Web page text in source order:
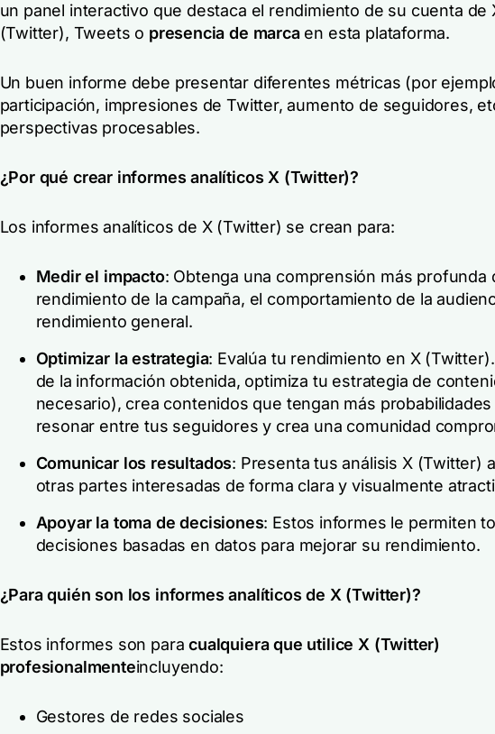
un panel interactivo que destaca el rendimiento de su cuenta de
(Twitter), Tweets o presencia de marcaen esta plataforma.
Un buen informe debe presentar diferentes métricas (por
participación, impresiones de Twitter, aumento de seguidores,
perspectivas procesables.
¿Por qué crear informes analíticos X (Twitter)?
Los informes analíticos de X (Twitter) se crean para:
Medir el impacto: Obtenga una comprensión más profunda
rendimiento de la campaña, el comportamiento de la
rendimiento general.
Optimizar la estrategia: Evalúa tu rendimiento en X
de la información obtenida, optimiza tu estrategia de
necesario), crea contenidos que tengan más
resonar entre tus seguidores y crea una comunidad
Comunicar los resultados: Presenta tus análisis X (Twitter)
otras partes interesadas de forma clara y visualmente
Apoyar la toma de decisiones: Estos informes le permiten
decisiones basadas en datos para mejorar su rendimiento.
¿Para quién son los informes analíticos de X (Twitter)?
Estos informes son paracualquiera que utilice X (Twitter)
profesionalmenteincluyendo:
Gestores de redes sociales